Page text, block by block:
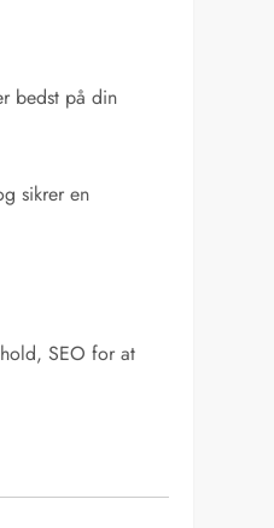
bedst på din
sikrer en
SEO for at